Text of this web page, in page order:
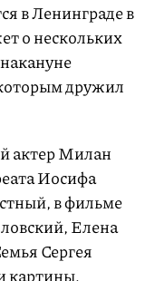
в Ленинграде в
о нескольких
дружил
актер Милан
Иосифа
в фильме
Елена
Сергея
картины.